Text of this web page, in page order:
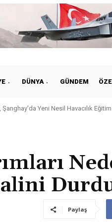
DÜNYA GÜNDEM
Yeni Nesil Havacılık
Paylaş